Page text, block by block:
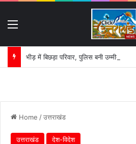
भीड़ में बिछड़ा परिवार, पुलिस बनी उम्मीद की
Home /उत्तराखंड
उत्तराखंड देश-विदेश